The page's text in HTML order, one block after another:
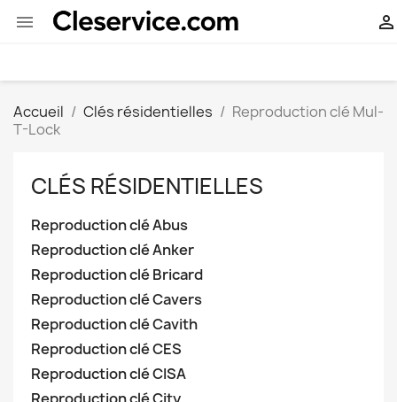
 
Accueil Clés résidentielles
Reproduction clé Mul-
T-Lock
CLÉS RÉSIDENTIELLES
Reproduction clé Abus
Reproduction clé Anker
Reproduction clé Bricard
Reproduction clé Cavers
Reproduction clé Cavith
Reproduction clé CES
Reproduction clé CISA